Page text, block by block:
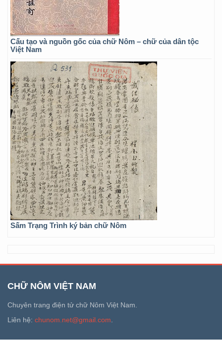
Cấu tạo và nguồn gốc của chữ Nôm – chữ của dân tộc
Việt Nam
Sấm Trạng Trình ký bản chữ Nôm
CHỮ NÔM VIỆT NAM
Chuyên trang điện tử chữ Nôm Việt Nam.
Liên hệ: chunom.net@gmail.com